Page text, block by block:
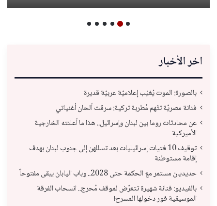
اخر الأخبار
بالصورة: الموت يُغيّب إعلاميّة عربيّة قديرة
فنانة مصريّة تتّهم مُطربة تركية: سرقت ألحان أغنياتي
عن محادثات روما بين لبنان وإسرائيل.. هذا ما أعلنته الخارجية
الأميركية
توقيف 10 فتيات إسرائيليات بعد تسللهن إلى جنوب لبنان بهدف
إقامة مستوطنة
حديديان مستمر مع الحكمة حتى 2028.. وباب اليابان يبقى مفتوحاً
بالفيديو: فنانة شهيرة تتعرّض لموقف مُحرج.. انسحاب الفرقة
الموسيقية فور دخولها المسرح!